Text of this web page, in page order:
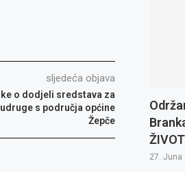
sljedeća objava
o dodjeli sredstava za
s područja općine
Žepče
ŽIVOT
27. Juna